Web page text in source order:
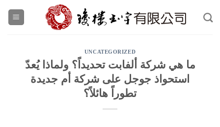
UNCATEGORIZED
ما هي شركة ألفابت تحديداً؟ ولماذا يُعدّ
استحواذ جوجل على شركة أم جديدة
تطوراً هائلاً؟